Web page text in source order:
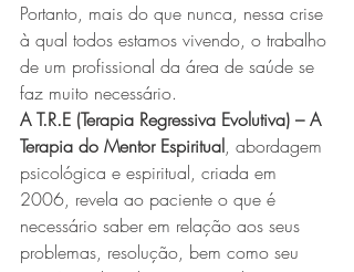
Portanto, mais do que nunca, nessa crise
à qual todos estamos vivendo, o trabalho
de um profissional da área de saúde se
faz muito necessário.
A T.R.E (Terapia Regressiva Evolutiva) – A
Terapia do Mentor Espiritual, abordagem
psicológica e espiritual, criada em
2006, revela ao paciente o que é
necessário saber em relação aos seus
problemas, resolução, bem como seu